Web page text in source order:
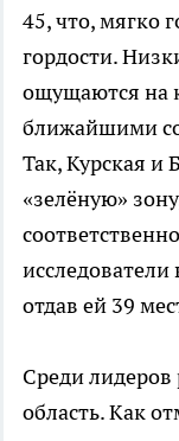
45, что, мягко
гордости.
ощущаются на
ближайшими
Так, Курская и
«зелёную»
отдав ей 39
Среди
область. Как